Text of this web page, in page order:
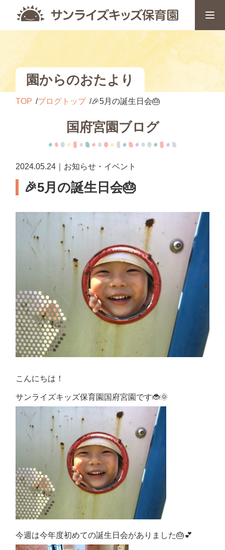
園からのおたより
TOP ブログトップ 🎉5月の誕生日会🎂
国府宮園ブログ
2024.05.24｜お知らせ・イベント
🎉5月の誕生日会🎂
こんにちは！
サンライズキッズ保育園国府宮園です🐞🌞
今週は今年度初めての誕生日会がありました🎂︎‪💕